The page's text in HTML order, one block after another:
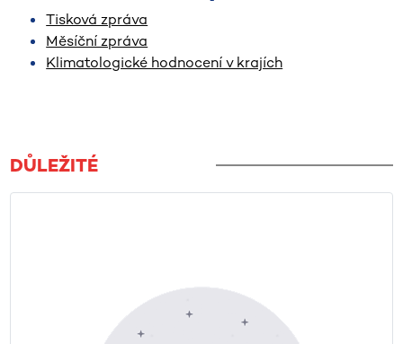
Tisková zpráva
Měsíční zpráva
Klimatologické hodnocení v krajích
DŮLEŽITÉ